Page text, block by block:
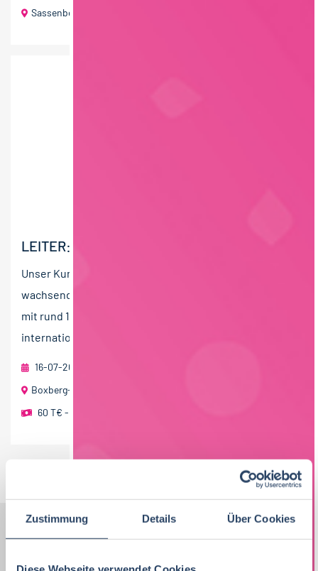
Zustimmung Details Über Cookies
Sassenberg (NRW)
LEITER:IN VERSAND (M/W/D)
Unser Kunde Hofmanns ist ein erfolgreiches und stetig
wachsendes Unternehmen der Lebensmittelbranche
mit rund 1.200 Mitarbeitenden und gehört zur
international...
16-07-2026
Boxberg-Schweigern (Main-Tauber-Kreis)
60 T€ - 80 T€ pro Jahr